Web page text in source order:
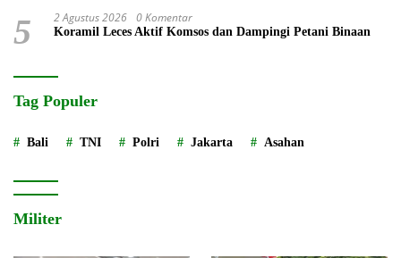
5 2 Agustus 2026 0 Komentar
Koramil Leces Aktif Komsos dan Dampingi Petani Binaan
Tag Populer
Bali TNI Polri Jakarta Asahan
Militer